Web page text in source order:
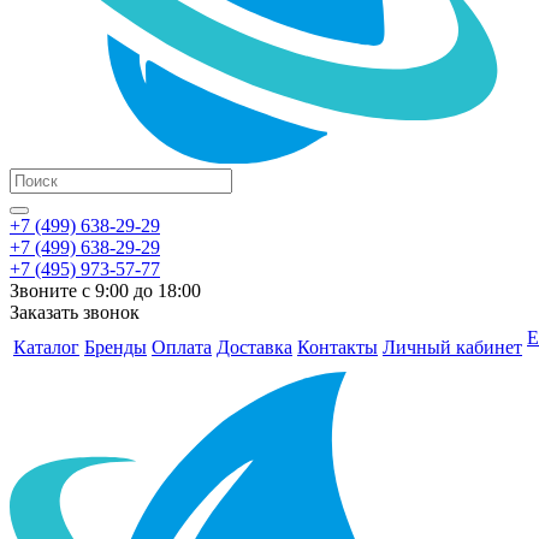
+7 (499) 638-29-29
+7 (499) 638-29-29
+7 (495) 973-57-77
Звоните с 9:00 до 18:00
Заказать звонок
Каталог Бренды Оплата Доставка Контакты Личный кабинет